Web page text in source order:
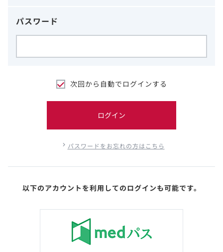
パスワード
次回から自動でログインする
ログイン
パスワードをお忘れの方はこちら
以下のアカウントを利用してのログインも可能です。